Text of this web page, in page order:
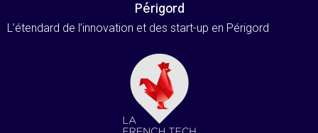
Périgord
L’étendard de l’innovation et des start-up en Périgord